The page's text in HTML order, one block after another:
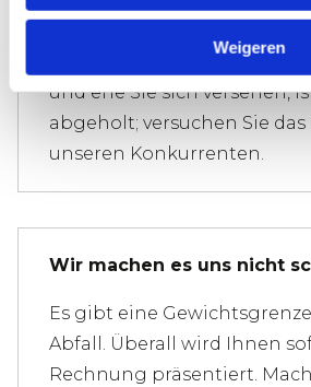
Weigeren
unnötig lange steht. Rufen
und ehe Sie sich versehen,
abgeholt; versuchen Sie das
unseren Konkurrenten.
Wir machen es uns nicht
Es gibt eine
Abfall. Überall wird Ihnen
Rechnung präsentiert.